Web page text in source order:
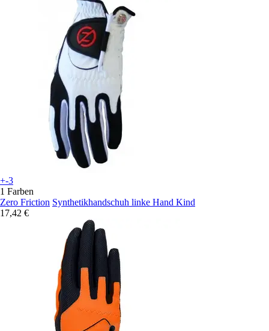
+-3
1 Farben
Zero Friction Synthetikhandschuh linke Hand Kind
17,42 €